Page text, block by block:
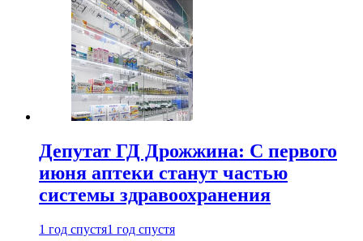
Депутат ГД Дрожжина: С первого
июня аптеки станут частью
системы здравоохранения
1 год спустя1 год спустя